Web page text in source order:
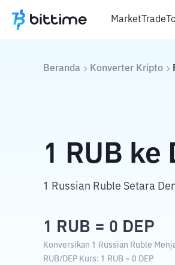
MarketTrade
Beranda Konverter Kripto
1 RUB ke
1 Russian Ruble Setara
1 RUB = 0 DEP
Konversikan 1 Russian Ruble
RUB/DEP Kurs: 1 RUB = 0 DEP